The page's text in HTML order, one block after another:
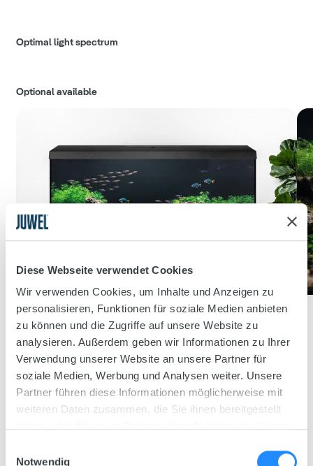
Diese Webseite verwendet Cookies
Wir verwenden Cookies, um Inhalte und Anzeigen zu
personalisieren, Funktionen für soziale Medien anbieten
zu können und die Zugriffe auf unsere Website zu
analysieren. Außerdem geben wir Informationen zu Ihrer
Verwendung unserer Website an unsere Partner für
soziale Medien, Werbung und Analysen weiter. Unsere
Partner führen diese Informationen möglicherweise mit
weiteren Daten zusammen, die Sie ihnen bereitgestellt
Notwendig
Optimal light spectrum
Optional available